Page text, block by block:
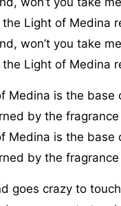
the Light of Medina
won’t you take
the Light of Medina
Medina is the base
by the
Medina is the base
by the
goes crazy to